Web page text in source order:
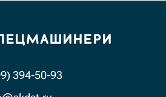
394-50-93